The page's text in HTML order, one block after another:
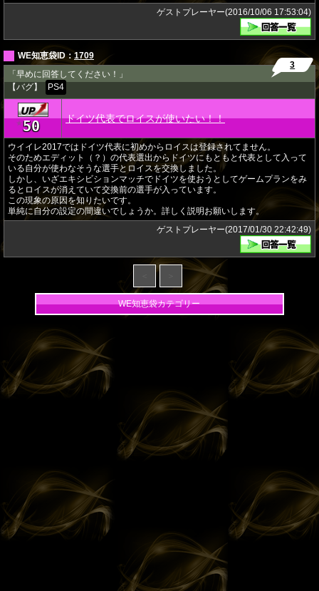
ゲストプレーヤー(2016/10/06 17:53:04)
WE知恵袋ID： 1709
「早めに回答してください！」
【バグ】
PS4
3
★50 ドイツ代表でロイスが使いたい！！
ウイイレ2017ではドイツ代表に初めからロイスは登録されてません。
そのためエディット（？）の代表選出からドイツにもともと代表として入って
いる自分が使わなそうな選手とロイスを交換しました。
しかし、いざエキシビションマッチでドイツを使おうとしてゲームプランをみ
るとロイスが消えていて交換前の選手が入っています。
この現象の原因を知りたいです。
単純に自分の設定の間違いでしょうか。詳しく説明お願いします。
ゲストプレーヤー(2017/01/30 22:42:49)
WE知恵袋カテゴリー